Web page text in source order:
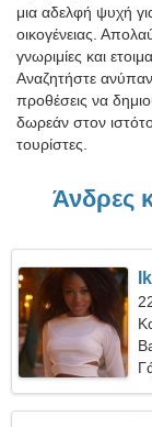
μια αδελφή ψυχή
οικογένειας.
γνωριμίες και
Αναζητήστε
προθέσεις να
δωρεάν στον
τουρίστες.
Άνδρες